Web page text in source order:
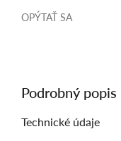
OPÝTAŤ SA
Podrobný popis
Technické údaje